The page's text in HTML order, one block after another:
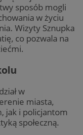
sposób mogli
w życiu
Wizyty Sznupka
co pozwala na
w
miasta,
jak i policjantom
społeczną.